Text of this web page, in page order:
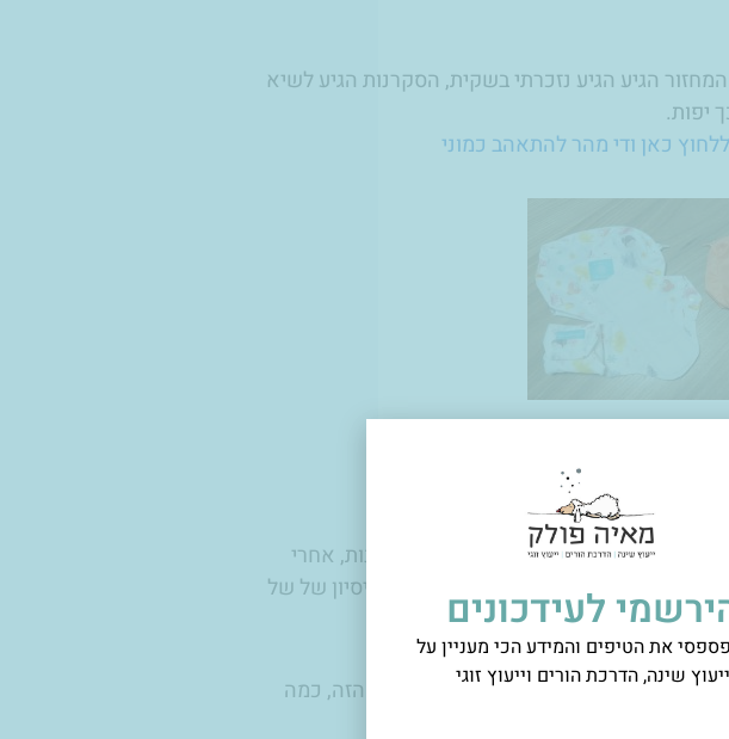
הגיע הגיע נזכרתי בשקית, הסקרנות הגיע לשיא
יפות.
כאן ודי מהר להתאהב כמוני
ולנקות אותן זה היה ממש שטויות.
והזמנתי עוד תחבושות ובאותה הזדמנות, אחרי
החלטתי לצרף להזמנה את ערכת הניסיון של של
לה כמה התאהבתי במוצר המדהים הזה, כמה
עם צ'רלי בננה,
לעידכונים
את הטיפים והמידע הכי מעניין על
ייעוץ שינה, הדרכת הורים וייעוץ זוגי